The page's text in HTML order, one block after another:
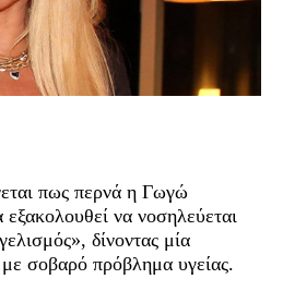
πως περνά η Γωγώ
να νοσηλεύεται
δίνοντας μία
σοβαρό πρόβλημα υγείας.